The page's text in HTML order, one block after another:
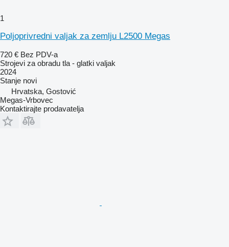
1
Poljoprivredni valjak za zemlju L2500 Megas
720 € Bez PDV-a
Strojevi za obradu tla - glatki valjak
2024
Stanje novi
Hrvatska, Gostović
Megas-Vrbovec
Kontaktirajte prodavatelja